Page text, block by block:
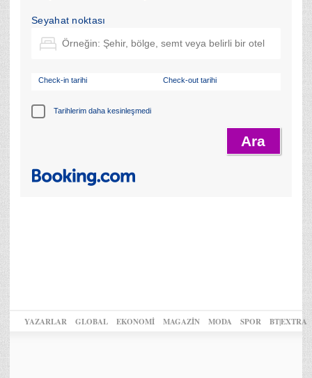
Seyahat noktası
Check-in tarihi Check-out tarihi
Tarihlerim daha kesinleşmedi
YAZARLAR GLOBAL EKONOMİ MAGAZİN MODA SPOR BT|EXTRA